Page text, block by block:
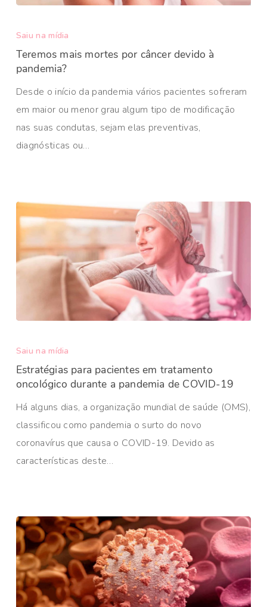
Saiu na mídia
Teremos mais mortes por câncer devido à
pandemia?
Desde o início da pandemia vários pacientes sofreram
em maior ou menor grau algum tipo de modificação
nas suas condutas, sejam elas preventivas,
diagnósticas ou…
Saiu na mídia
Estratégias para pacientes em tratamento
oncológico durante a pandemia de COVID-19
Há alguns dias, a organização mundial de saúde (OMS),
classificou como pandemia o surto do novo
coronavírus que causa o COVID-19. Devido as
características deste…